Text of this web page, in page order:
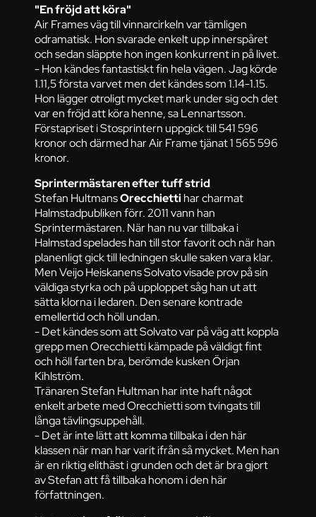
"En fröjd att köra"
Air Frames väg till vinnarcirkeln var tämligen
odramatisk. Hon svarade enkelt upp innerspåret
och sedan släppte hon ingen konkurrent in på livet.
- Hon kändes fantastiskt fin hela vägen. Jag körde
1.11,5 första varvet men det kändes som 1.14-1.15.
Hon lägger otroligt mycket mark under sig och det
var en fröjd att köra henne, sa Lennartsson.
Förstapriset i Stosprintern uppgick till 541 596
kronor och därmed har Air Frame tjänat 1 565 596
kronor.
Sprintermästaren efter tuff strid
Stefan HultmansOrecchiettihar charmat
Halmstadpubliken förr. 2011 vann han
Sprintermästaren. När han nu var tillbaka i
Halmstad spelades han till stor favorit och när han
planenligt gick till ledningen skulle saken vara klar.
Men Veijo Heiskanens Solvato visade prov på sin
väldiga styrka och på upploppet såg han ut att
sätta klorna i ledaren. Den senare kontrade
emellertid och höll undan.
- Det kändes som att Solvato var på väg att koppla
grepp men Orecchietti kämpade på väldigt fint
och höll farten bra, berömde kusken Örjan
Kihlström.
Tränaren Stefan Hultman har inte haft något
enkelt arbete med Orecchietti som tvingats till
långa tävlingsuppehåll.
- Det är inte lätt att komma tillbaka i den här
klassen när man har varit ifrån så mycket. Men han
är en riktig elithäst i grunden och det är bra gjort
av Stefan att få tillbaka honom i den här
författningen.